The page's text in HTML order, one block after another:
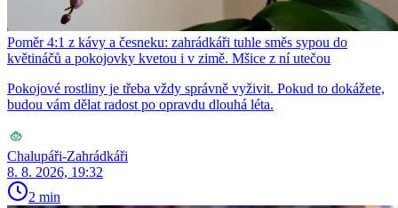
Poměr 4:1 z kávy a česneku: zahrádkáři tuhle směs sypou do
květináčů a pokojovky kvetou i v zimě. Mšice z ní utečou
Pokojové rostliny je třeba vždy správně vyživit. Pokud to dokážete,
budou vám dělat radost po opravdu dlouhá léta.
Chalupáři-Zahrádkáři
8. 8. 2026, 19:32
2 min